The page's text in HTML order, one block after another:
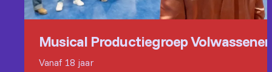
Musical Productiegroep
Vanaf 18 jaar